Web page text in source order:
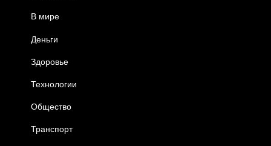
В мире
Деньги
Здоровье
Технологии
Общество
Транспорт